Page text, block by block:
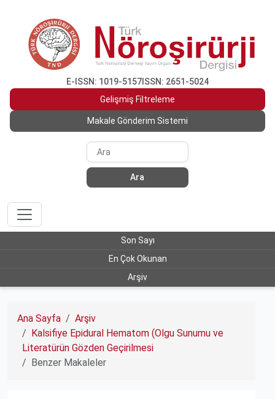
E-ISSN: 1019-5157 ISSN: 2651-5024
Gelişmiş Filtreleme
Makale Gönderim Sistemi
Ara
Son Sayı
En Çok Okunan
Arşiv
Ana Sayfa
Arşiv
Kalsifiye Epidural Hematom (Olgu Sunumu ve
Literatürün Gözden Geçirilmesi
Benzer Makaleler